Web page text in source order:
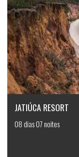
JATIÚCA RESORT
08 dias 07 noites